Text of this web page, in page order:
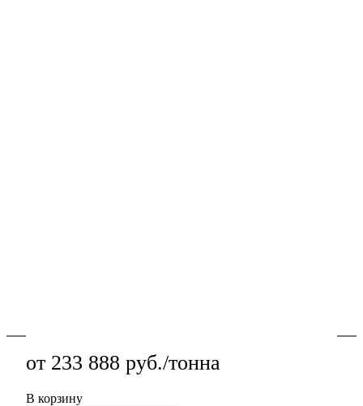
от 233 888 руб./тонна
В корзину